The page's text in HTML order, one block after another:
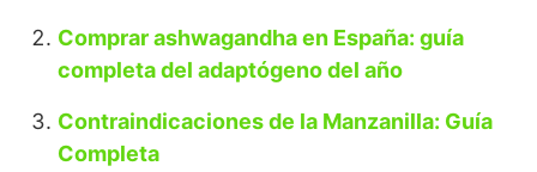
Comprar ashwagandha en España: guía
completa del adaptógeno del año
Contraindicaciones de la Manzanilla: Guía
Completa